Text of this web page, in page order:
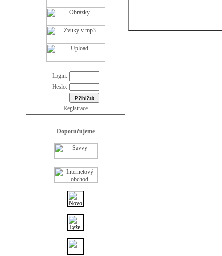
Login:
Heslo:
Registrace
Doporučujeme